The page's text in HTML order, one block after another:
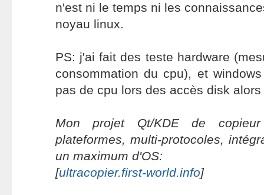
n'est ni le temps ni les
noyau linux.
PS: j'ai fait des teste hardware
consommation du cpu), et
pas de cpu lors des accès disk
Mon projet Qt/KDE de
plateformes, multi-protocoles,
un maximum d'OS:
[ultracopier.first-world.info]